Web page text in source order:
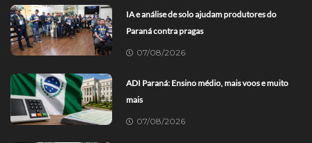
IA e análise de solo ajudam produtores do
Paraná contra pragas
07/08/2026
ADI Paraná: Ensino médio, mais voos e muito
mais
07/08/2026